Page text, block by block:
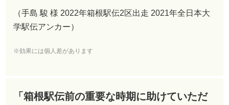
（手島 駿 様 2022年箱根駅伝2区出走 2021年全日本大
学駅伝アンカー）
※効果には個人差があります
「箱根駅伝前の重要な時期に助けていただ